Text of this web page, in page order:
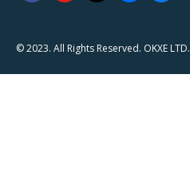
© 2023. All Rights Reserved. OKXE LTD.